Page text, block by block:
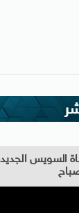
السويس